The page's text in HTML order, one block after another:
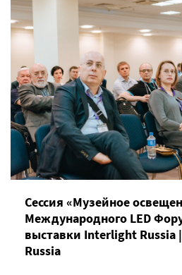
Сессия «Музейное
Международного LED
выставки Interlight
Russia